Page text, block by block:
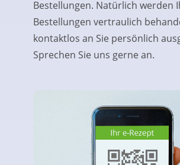
Bestellungen. Natürlich werden
Bestellungen vertraulich
kontaktlos an Sie persönlich
Sprechen Sie uns gerne an.